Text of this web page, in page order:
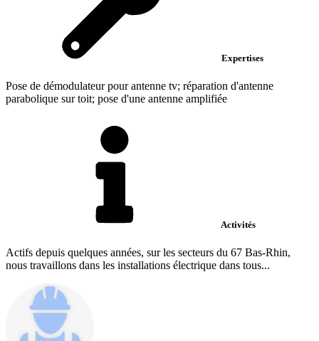
Expertises
Pose de démodulateur pour antenne tv; réparation d'antenne
parabolique sur toit; pose d'une antenne amplifiée
Activités
Actifs depuis quelques années, sur les secteurs du 67 Bas-Rhin,
nous travaillons dans les installations électrique dans tous...